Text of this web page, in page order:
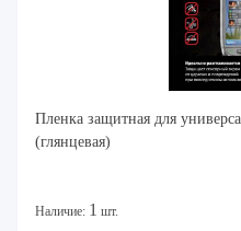
Пленка защитная для
(глянцевая)
Наличие: 1 шт.